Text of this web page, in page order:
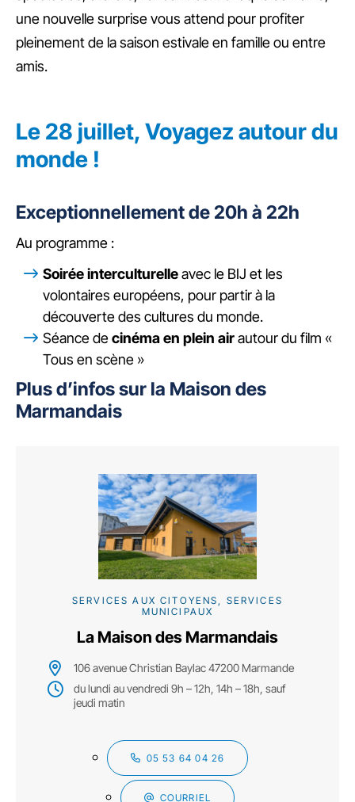
une nouvelle surprise vous attend pour profiter
pleinement de la saison estivale en famille ou entre
amis.
Le 28 juillet, Voyagez autour du
monde !
Exceptionnellement de 20h à 22h
Au programme :
Soirée interculturelleavec le BIJ et les
volontaires européens, pour partir à la
découverte des cultures du monde.
Séance decinéma en plein airautour du film «
Tous en scène »
Plus d’infos sur la Maison des
Marmandais
SERVICES AUX CITOYENS, SERVICES
MUNICIPAUX
La Maison des Marmandais
106 avenue Christian Baylac 47200 Marmande
du lundi au vendredi 9h – 12h, 14h – 18h, sauf
jeudi matin
05 53 64 04 26
COURRIEL